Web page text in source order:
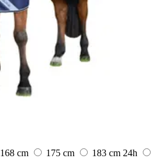
168 cm 175 cm 183 cm 24h